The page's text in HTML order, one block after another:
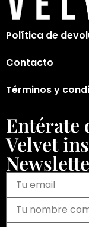
Política de
Contacto
Términos y
Entérate
Velvet